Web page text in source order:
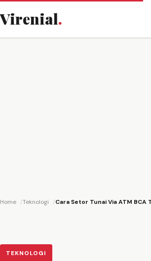
Virenial.
Home Teknologi Cara Setor Tunai Via ATM BCA
TEKNOLOGI